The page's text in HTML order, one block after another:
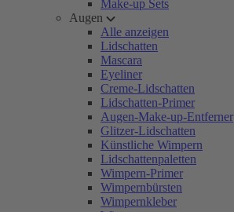
Make-up Sets
Augen
Alle anzeigen
Lidschatten
Mascara
Eyeliner
Creme-Lidschatten
Lidschatten-Primer
Augen-Make-up-Entferner
Glitzer-Lidschatten
Künstliche Wimpern
Lidschattenpaletten
Wimpern-Primer
Wimpernbürsten
Wimpernkleber